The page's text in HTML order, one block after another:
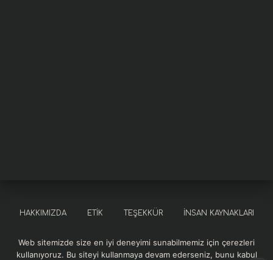
HAKKIMIZDA ETIK TEŞEKKÜR İNSAN KAYNAKLARI
SOSYAL SORUMLULUK KURUMSAL REFERANSLAR
Web sitemizde size en iyi deneyimi sunabilmemiz için çerezleri
kullanıyoruz. Bu siteyi kullanmaya devam ederseniz, bunu kabul